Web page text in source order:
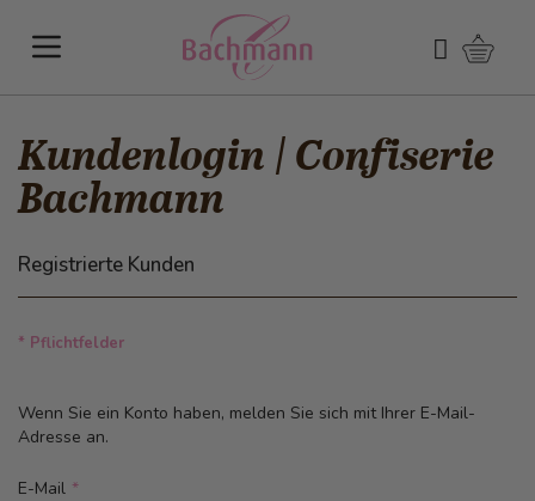
Suchen
Kundenlogin | Confiserie
Bachmann
Registrierte Kunden
* Pflichtfelder
Wenn Sie ein Konto haben, melden Sie sich mit Ihrer E-Mail-
Adresse an.
E-Mail